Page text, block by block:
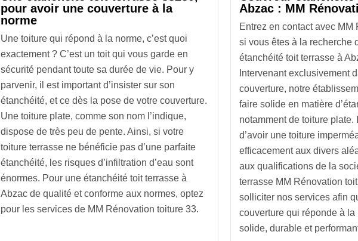
pour avoir une couverture à la
norme
Une toiture qui répond à la norme, c’est quoi
exactement ? C’est un toit qui vous garde en
sécurité pendant toute sa durée de vie. Pour y
parvenir, il est important d’insister sur son
étanchéité, et ce dès la pose de votre couverture.
Une toiture plate, comme son nom l’indique,
dispose de très peu de pente. Ainsi, si votre
toiture terrasse ne bénéficie pas d’une parfaite
étanchéité, les risques d’infiltration d’eau sont
énormes. Pour une étanchéité toit terrasse à
Abzac de qualité et conforme aux normes, optez
pour les services de MM Rénovation toiture 33.
Abzac : MM
Entrez en contact avec
si vous êtes à la recherche
étanchéité toit terrasse à
Intervenant exclusivement
couverture, notre
faire solide en matière
notamment de toiture plate.
d’avoir une toiture
efficacement aux divers
aux qualifications de la
terrasse MM Rénovation
solliciter nos services afin
couverture qui réponde à la
solide, durable et